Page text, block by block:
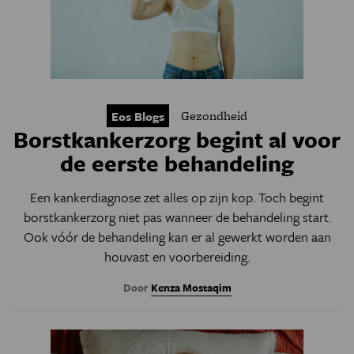
Eos Blogs Gezondheid
Borstkankerzorg begint al voor
de eerste behandeling
Een kankerdiagnose zet alles op zijn kop. Toch begint
borstkankerzorg niet pas wanneer de behandeling start.
Ook vóór de behandeling kan er al gewerkt worden aan
houvast en voorbereiding.
Door Kenza Mostaqim